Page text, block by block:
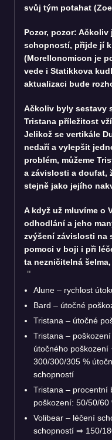
svůj tým potahat
Pozor, pozor:
schopností, přijde jí
(Morellonomicon je
vede i Statikkova
aktualizaci bude
Ačkoliv byly sestavy
Tristana příležitost
Jelikož se vertikále
nedaří a vylepšit
problém, můžeme
a závislosti a doufat,
stejně jako jejího
A když už mluvíme o
odhodlání a jeho
zvýšení závislosti na
pomoci v boji i při
ta nezničitelná
Alune – rychlost
Bard – útočné
Tristana – útočné
Tristana –
útočného poškození
300/300/305 %
schopností
Tristana – procentní
poškození: 50/50/60
Volibear – léčení
schopností ⇒ 150/